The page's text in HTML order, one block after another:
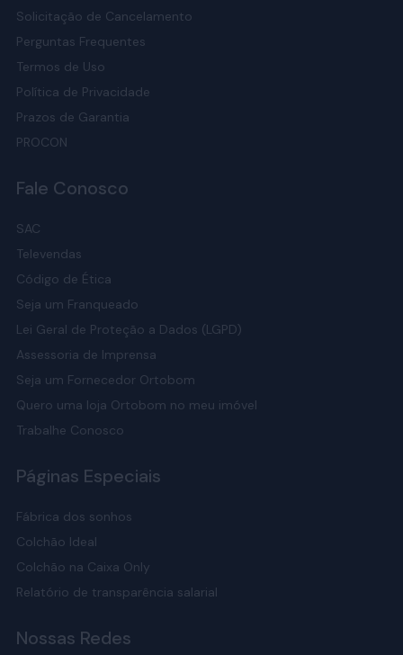
Solicitação de Cancelamento
Perguntas Frequentes
Termos de Uso
Política de Privacidade
Prazos de Garantia
PROCON
Fale Conosco
SAC
Televendas
Código de Ética
Seja um Franqueado
Lei Geral de Proteção a Dados (LGPD)
Assessoria de Imprensa
Seja um Fornecedor Ortobom
Quero uma loja Ortobom no meu imóvel
Trabalhe Conosco
Páginas Especiais
Fábrica dos sonhos
Colchão Ideal
Colchão na Caixa Only
Relatório de transparência salarial
Nossas Redes